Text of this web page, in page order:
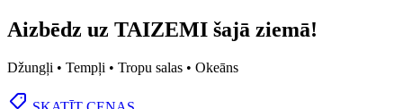
Aizbēdz uz TAIZEMI šajā ziemā!
Džungļi • Tempļi • Tropu salas • Okeāns